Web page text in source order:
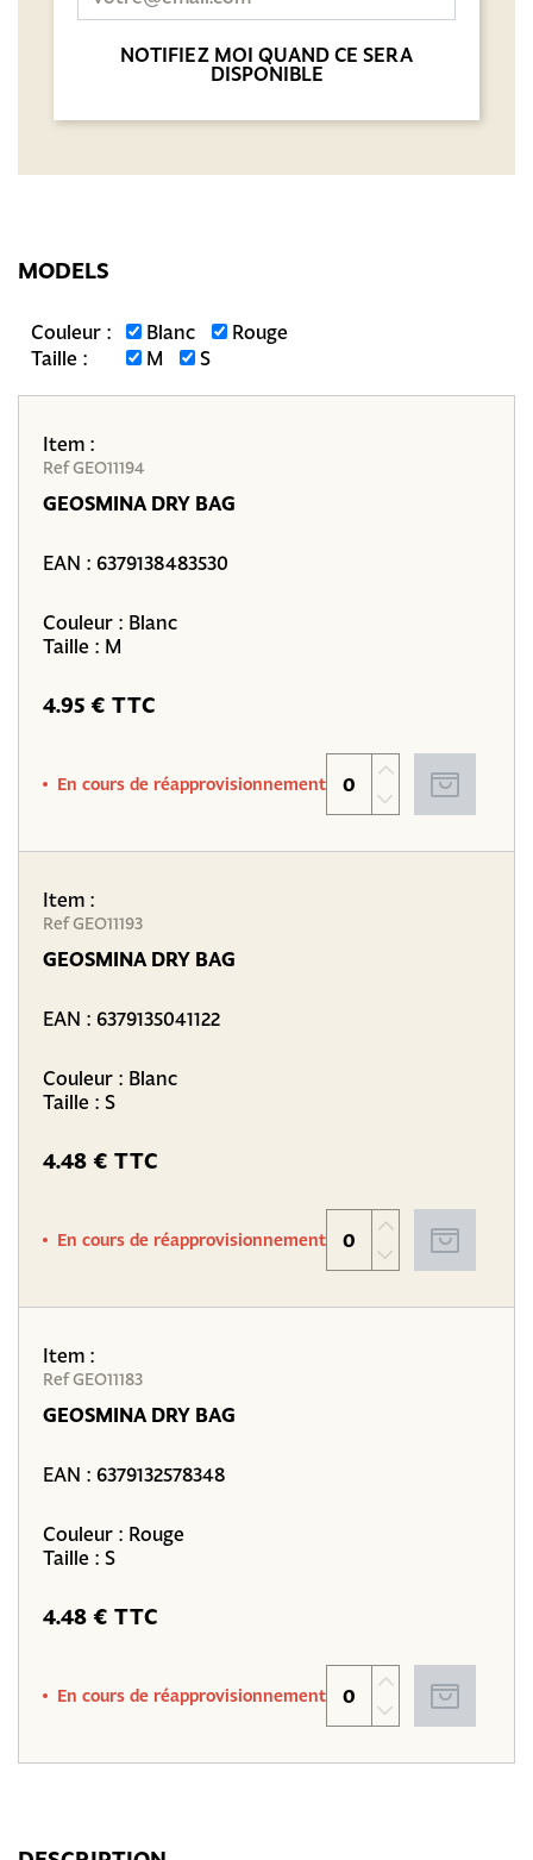
NOTIFIEZ MOI QUAND CE SERA
DISPONIBLE
MODELS
Couleur : Blanc
Rouge
Taille :
M S
Item :
Ref GEO11194
GEOSMINA DRY BAG
EAN : 6379138483530
Couleur : Blanc
Taille : M
4.95 € TTC
En cours de réapprovisionnement
Item :
Ref GEO11193
GEOSMINA DRY BAG
EAN : 6379135041122
Couleur : Blanc
Taille : S
4.48 € TTC
En cours de réapprovisionnement
Item :
Ref GEO11183
GEOSMINA DRY BAG
EAN : 6379132578348
Couleur : Rouge
Taille : S
4.48 € TTC
En cours de réapprovisionnement